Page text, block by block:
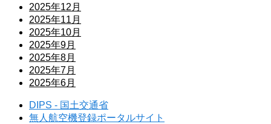
2025年12月
2025年11月
2025年10月
2025年9月
2025年8月
2025年7月
2025年6月
DIPS - 国土交通省
無人航空機登録ポータルサイト